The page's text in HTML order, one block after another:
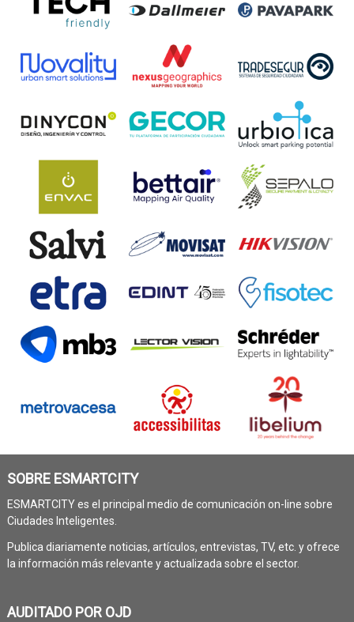
SOBRE ESMARTCITY
ESMARTCITY es el principal medio de comunicación on-line sobre
Ciudades Inteligentes.
Publica diariamente noticias, artículos, entrevistas, TV, etc. y ofrece
la información más relevante y actualizada sobre el sector.
AUDITADO POR OJD